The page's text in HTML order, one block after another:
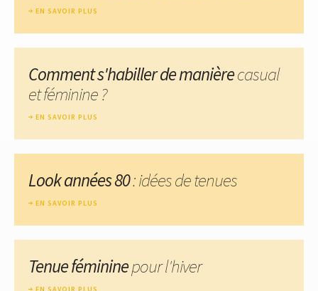
EN SAVOIR PLUS
Comment s'habiller de manièrecasual
et féminine ?
EN SAVOIR PLUS
Look années 80: idées de tenues
EN SAVOIR PLUS
Tenue fémininepour l'hiver
EN SAVOIR PLUS